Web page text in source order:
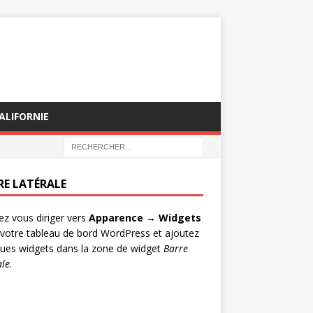
LATÉRALE
vous diriger vers Apparence → Widgets
tableau de bord WordPress et ajoutez
widgets dans la zone de widget Barre
.